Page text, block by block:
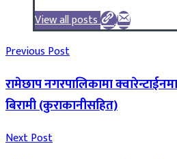
View all posts
Previous Post
रामेछाप नगरपालिकामा
बिरामी (कुराकानीसहित)
Next Post